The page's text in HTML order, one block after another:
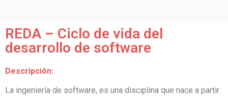
REDA – Ciclo de vida del
desarrollo de software
Descripción:
La ingeniería de software, es una disciplina que nace a partir